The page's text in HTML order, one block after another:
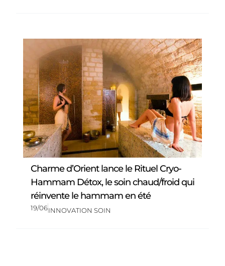
Charme d’Orient lance le Rituel Cryo-
Hammam Détox, le soin chaud/froid qui
réinvente le hammam en été
19/06INNOVATION SOIN